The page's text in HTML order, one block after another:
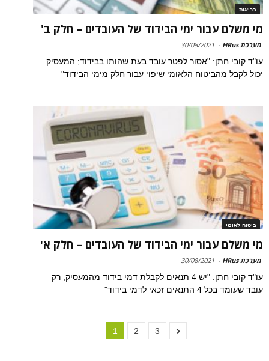
בריאות
מי משלם עבור ימי הבידוד של העובדים – חלק ב'
מערכת HRus -
30/08/2021
עו"ד קובי חתן: "אסור לפטר עובד בעת שהותו בבידוד; המעסיק
יכול לקבל מהביטוח הלאומי שיפוי עבור חלק מימי הבידוד"
ביטוח לאומי
מי משלם עבור ימי הבידוד של העובדים – חלק א'
מערכת HRus -
30/08/2021
עו"ד קובי חתן: "יש 4 תנאים לקבלת דמי בידוד מהמעסיק; רק
עובד שעומד בכל 4 התנאים זכאי לדמי בידוד"
1 2 3